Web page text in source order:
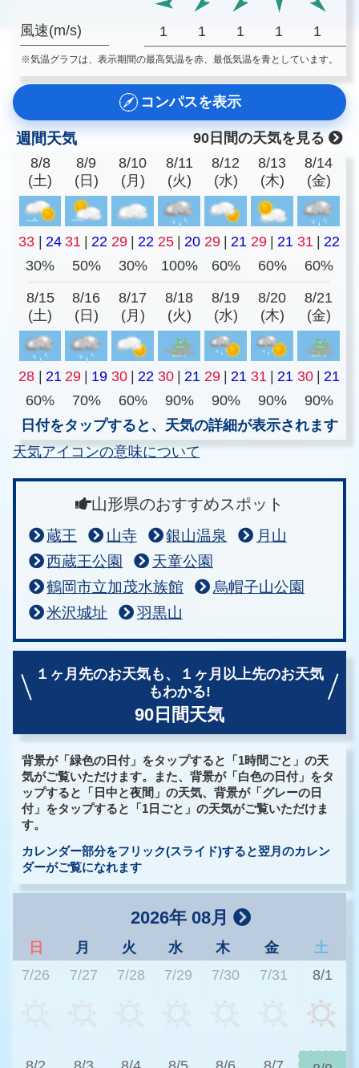
風速(m/s) 1 1 1 1 1
※気温グラフは、表示期間の最高気温を赤、最低気温を青としています。
コンパスを表示
週間天気
90日間の天気を見る
8/8
(土)
8/9
(日)
8/10
(月)
8/11
(火)
8/12
(水)
8/13
(木)
8/14
(金)
33 24 31 22 29 22 25 20 29 21 29 21 31
22
30%
50% 30% 100% 60% 60% 60%
8/15
(土)
8/16
(日)
8/17
(月)
8/18
(火)
8/19
(水)
8/20
(木)
8/21
(金)
28 21 29 19 30 22 30 21 29 21 31 21 30
21
60%
70% 60% 90% 90% 90%
90%
日付をタップすると、天気の詳細が表示されます
天気アイコンの意味について
山形県のおすすめスポット
蔵王 山寺 銀山温泉
月山
西蔵王公園
天童公園
鶴岡市立加茂水族館
烏帽子山公園
米沢城址
羽黒山
１ヶ月先のお天気も、
１ヶ月以上先のお天気
もわかる!
90日間天気
背景が「緑色の日付」をタップすると「1時間ごと」の天
気がご覧いただけます。また、背景が「白色の日付」をタ
ップすると「日中と夜間」の天気、背景が「グレーの日
付」をタップすると「1日ごと」の天気がご覧いただけま
す。
カレンダー部分をフリック(スライド)すると翌月のカレン
ダーがご覧になれます
2026年 08月
日 月 火 水 木 金
土
7/26
7/27 7/28 7/29 7/30 7/31 8/1